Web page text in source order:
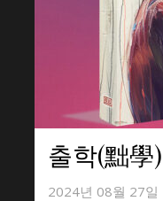
출학(黜學)
2024년 08월 27일